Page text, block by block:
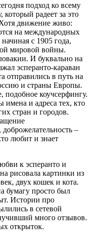
подход ко всему
радеет за это
движение живо:
на международных
с 1905 года,
мировой войны.
И буквально на
эсперанто-караван
отправились в путь на
и страны Европы.
коучсерфингу.
и адреса тех, кто
стран и городов.
–
любит и знает
к эсперанто и
рисовала картинки из
двух кошек и кота.
бумагу просто был
Истории про
в сетевой
много отзывов.
открыток.